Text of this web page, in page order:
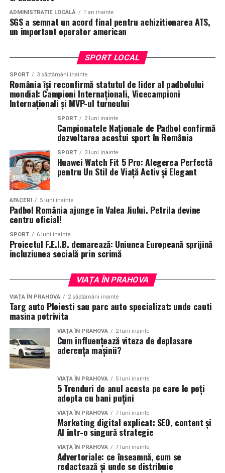
ADMINISTRAȚIE LOCALĂ 1 an inainte
SGS a semnat un acord final pentru achizitionarea ATS,
un important operator american
SPORT LOCAL
SPORT 3 săptămâni inainte
România își reconfirmă statutul de lider al padbolului
mondial: Campioni Internaționali, Vicecampioni
Internaționali și MVP-ul turneului
SPORT 2 luni inainte
Campionatele Naționale de Padbol confirmă
dezvoltarea acestui sport în România
SPORT 3 luni inainte
Huawei Watch Fit 5 Pro: Alegerea Perfectă
pentru Un Stil de Viață Activ și Elegant
AFACERI 5 luni inainte
Padbol România ajunge în Valea Jiului. Petrila devine
centru oficial!
SPORT 6 luni inainte
Proiectul F.E.I.B. demarează: Uniunea Europeană sprijină
incluziunea socială prin scrimă
VIAȚA ÎN PRAHOVA
VIAȚA ÎN PRAHOVA 2 săptămâni inainte
Targ auto Ploiesti sau parc auto specializat: unde cauti
masina potrivita
VIAȚA ÎN PRAHOVA 2 luni inainte
Cum influențează viteza de deplasare
aderența mașinii?
VIAȚA ÎN PRAHOVA 5 luni inainte
5 Trenduri de anul acesta pe care le poți
adopta cu bani puțini
VIAȚA ÎN PRAHOVA 7 luni inainte
Marketing digital explicat: SEO, content și
AI într-o singură strategie
VIAȚA ÎN PRAHOVA 7 luni inainte
Advertoriale: ce înseamnă, cum se
redactează și unde se distribuie